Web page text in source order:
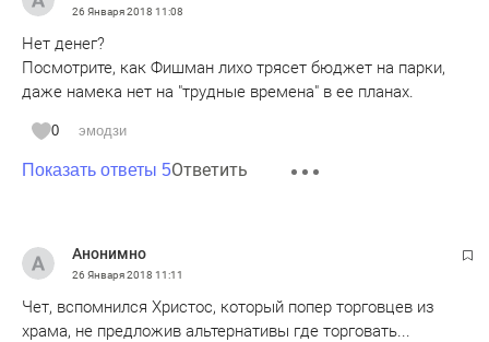
26 Января 2018 11:08
Нет денег?
Посмотрите, как Фишман лихо трясет бюджет на парки,
даже намека нет на "трудные времена" в ее планах.
0 эмодзи
Показать ответы 5Ответить
Анонимно
26 Января 2018 11:11
Чет, вспомнился Христос, который попер торговцев из
храма, не предложив альтернативы где торговать...